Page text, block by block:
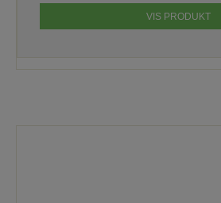
VIS PRODUKT